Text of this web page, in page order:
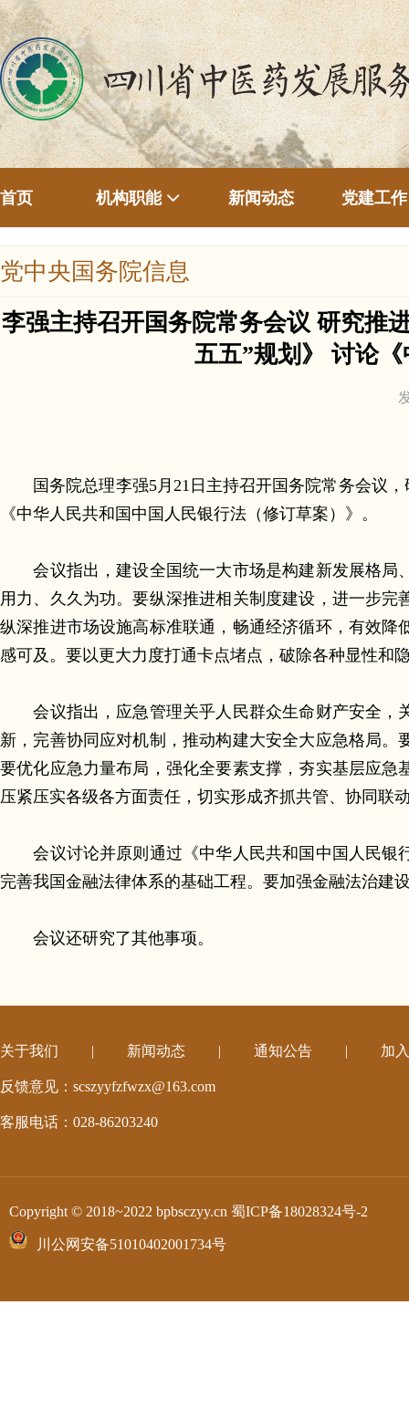
首页 机构职能 新闻动态 党建工作
党中央国务院信息
李强主持召开国务院常务会议 研究推
五五”规划》 讨论
国务院总理李强5月21日主持召开国务院常务会议
《中华人民共和国中国人民银行法（修订草案）》。
会议指出，建设全国统一大市场是构建新发展格局
用力、久久为功。要纵深推进相关制度建设，进一步
纵深推进市场设施高标准联通，畅通经济循环，有效
感可及。要以更大力度打通卡点堵点，破除各种显性和
会议指出，应急管理关乎人民群众生命财产安全，
新，完善协同应对机制，推动构建大安全大应急格局
要优化应急力量布局，强化全要素支撑，夯实基层应
压紧压实各级各方面责任，切实形成齐抓共管、协同联
会议讨论并原则通过《中华人民共和国中国人民银
完善我国金融法律体系的基础工程。要加强金融法治建
会议还研究了其他事项。
关于我们 | 新闻动态 | 通知公告 | 加
反馈意见：scszyyfzfwzx@163.com
客服电话：028-86203240
Copyright © 2018~2022 bpbsczyy.cn 蜀ICP备18028324号-2
川公网安备51010402001734号